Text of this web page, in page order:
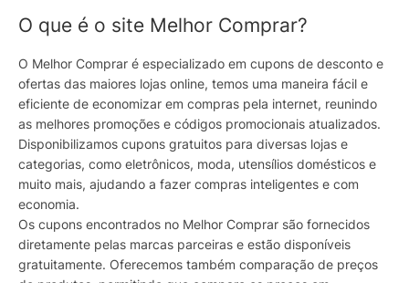
O que é o site Melhor Comprar?
O Melhor Comprar é especializado em cupons de desconto e
ofertas das maiores lojas online, temos uma maneira fácil e
eficiente de economizar em compras pela internet, reunindo
as melhores promoções e códigos promocionais atualizados.
Disponibilizamos cupons gratuitos para diversas lojas e
categorias, como eletrônicos, moda, utensílios domésticos e
muito mais, ajudando a fazer compras inteligentes e com
economia.
Os cupons encontrados no Melhor Comprar são fornecidos
diretamente pelas marcas parceiras e estão disponíveis
gratuitamente. Oferecemos também comparação de preços